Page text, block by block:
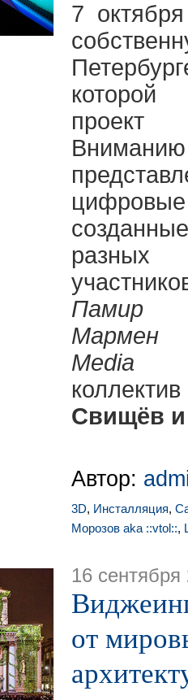
7
Памир
Мармен
коллектив
Свищёв
Автор:
3D, Инсталляция,
Морозов aka ::vtol::,
16 сентября
от